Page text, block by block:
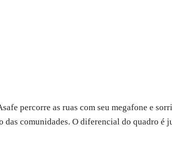
percorre as ruas com seu megafone e
das comunidades. O diferencial do quadro